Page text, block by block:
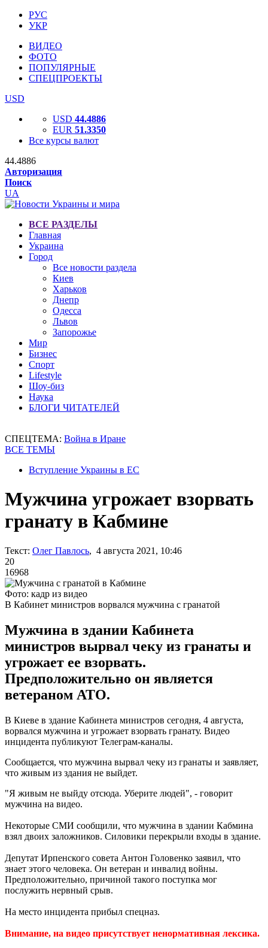
РУС
УКР
ВИДЕО
ФОТО
ПОПУЛЯРНЫЕ
СПЕЦПРОЕКТЫ
USD
USD 44.4886
EUR 51.3350
Все курсы валют
44.4886
Авторизация
Поиск
UA
ВСЕ РАЗДЕЛЫ
Главная
Украина
Город
Все новости раздела
Киев
Харьков
Днепр
Одесса
Львов
Запорожье
Мир
Бизнес
Спорт
Lifestyle
Шоу-биз
Наука
БЛОГИ ЧИТАТЕЛЕЙ
СПЕЦТЕМА: Война в Иране
ВСЕ ТЕМЫ
Вступление Украины в ЕС
Мужчина угрожает взорвать
гранату в Кабмине
Текст: Олег Павлось, 4 августа 2021, 10:46
20
16968
Фото: кадр из видео
В Кабинет министров ворвался мужчина с гранатой
Мужчина в здании Кабинета
министров вырвал чеку из гранаты и
угрожает ее взорвать.
Предположительно он является
ветераном АТО.
В Киеве в здание Кабинета министров сегодня, 4 августа,
ворвался мужчина и угрожает взорвать гранату. Видео
инцидента публикуют Телеграм-каналы.
Сообщается, что мужчина вырвал чеку из гранаты и заявляет,
что живым из здания не выйдет.
"Я живым не выйду отсюда. Уберите людей", - говорит
мужчина на видео.
Некоторые СМИ сообщили, что мужчина в здании Кабмина
взял двоих заложников. Силовики перекрыли входы в здание.
Депутат Ирпенского совета Антон Головенко заявил, что
знает этого человека. Он ветеран и инвалид войны.
Предположительно, причиной такого поступка мог
послужить нервный срыв.
На место инцидента прибыл спецназ.
Внимание, на видео присутствует ненормативная лексика.